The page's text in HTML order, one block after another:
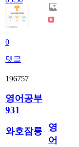
0
댓글
196757
영어공부
931
와호잠룡
영
어